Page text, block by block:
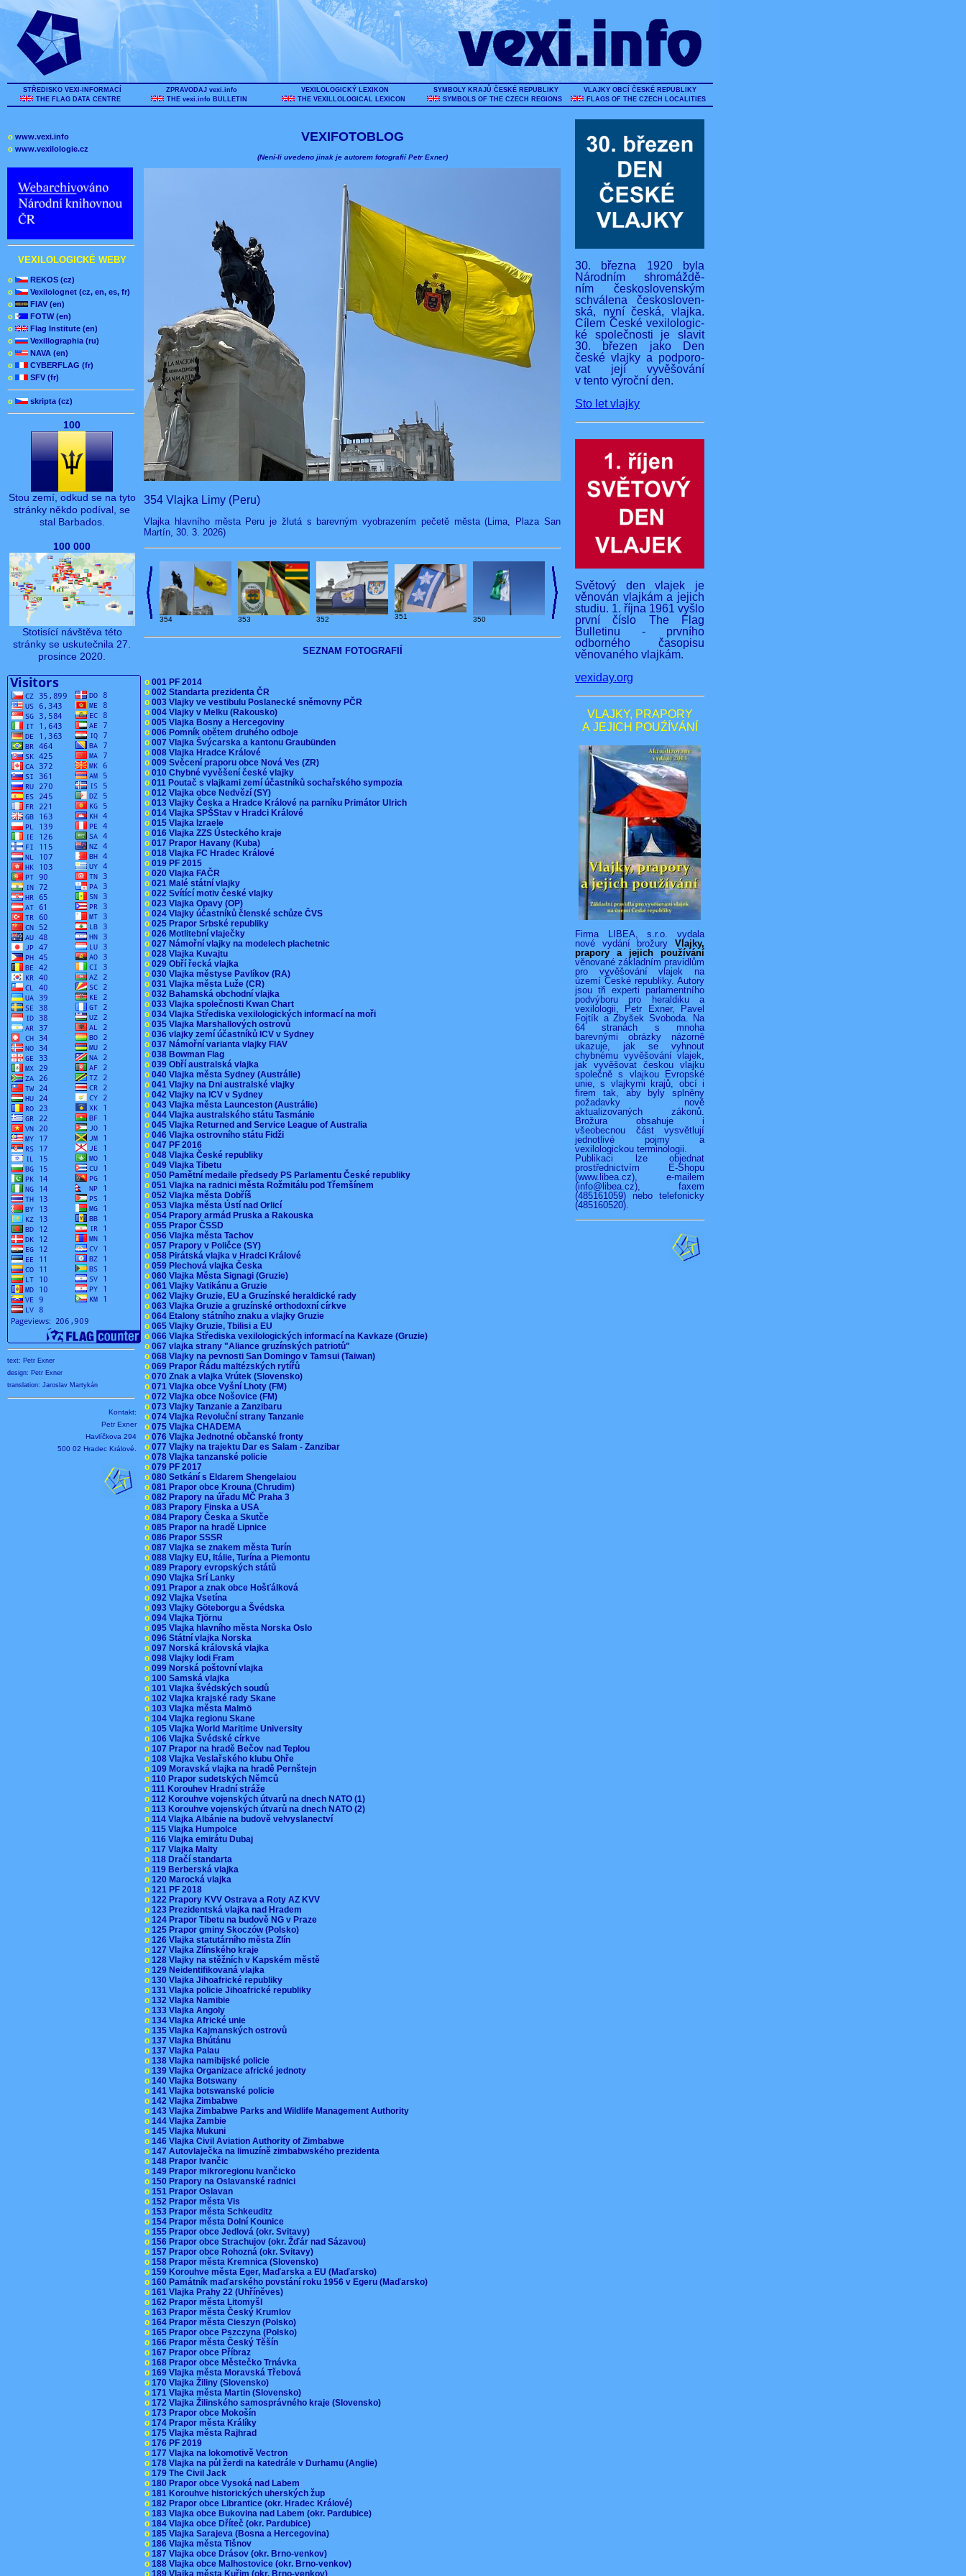
STŘEDISKO VEXI-INFORMACÍ
THE FLAG DATA CENTRE
ZPRAVODAJ vexi.info
THE vexi.info BULLETIN
VEXILOLOGICKÝ LEXIKON
THE VEXILLOLOGICAL LEXICON
SYMBOLY KRAJŮ ČESKÉ REPUBLIKY
SYMBOLS OF THE CZECH REGIONS
VLAJKY OBCÍ ČESKÉ REPUBLIKY
FLAGS OF THE CZECH LOCALITIES
o www.vexi.info
o www.vexilologie.cz
VEXILOLOGICKÉ WEBY
o
REKOS (cz)
o
Vexilolognet (cz, en, es, fr)
o
FIAV (en)
o
FOTW (en)
o
Flag Institute (en)
o
Vexillographia (ru)
o
NAVA (en)
o
CYBERFLAG (fr)
o
SFV (fr)
o skripta (cz)
100
Stou zemí, odkud se na tyto
stránky někdo podíval, se
stal Barbados.
100 000
Stotisící návštěva této
stránky se uskutečnila 27.
prosince 2020.
text: Petr Exner
design: Petr Exner
translation: Jaroslav Martykán
Kontakt:
Petr Exner
Havlíčkova 294
500 02 Hradec Králové.
VEXIFOTOBLOG
(Není-li uvedeno jinak je autorem fotografií Petr Exner)
354 Vlajka Limy (Peru)
Vlajka hlavního města Peru je žlutá s barevným vyobrazením pečetě města (Lima, Plaza San
Martín, 30. 3. 2026)
354 353 352 351 350
SEZNAM FOTOGRAFIÍ
o 001 PF 2014
o 002 Standarta prezidenta ČR
o 003 Vlajky ve vestibulu Poslanecké sněmovny PČR
o 004 Vlajky v Melku (Rakousko)
o 005 Vlajka Bosny a Hercegoviny
o 006 Pomník obětem druhého odboje
o 007 Vlajka Švýcarska a kantonu Graubünden
o 008 Vlajka Hradce Králové
o 009 Svěcení praporu obce Nová Ves (ZR)
o 010 Chybné vyvěšení české vlajky
o 011 Poutač s vlajkami zemí účastníků sochařského sympozia
o 012 Vlajka obce Nedvězí (SY)
o 013 Vlajky Česka a Hradce Králové na parníku Primátor Ulrich
o 014 Vlajka SPŠStav v Hradci Králové
o 015 Vlajka Izraele
o 016 Vlajka ZZS Ústeckého kraje
o 017 Prapor Havany (Kuba)
o 018 Vlajka FC Hradec Králové
o 019 PF 2015
o 020 Vlajka FAČR
o 021 Malé státní vlajky
o 022 Svítící motiv české vlajky
o 023 Vlajka Opavy (OP)
o 024 Vlajky účastníků členské schůze ČVS
o 025 Prapor Srbské republiky
o 026 Motlitební vlaječky
o 027 Námořní vlajky na modelech plachetnic
o 028 Vlajka Kuvajtu
o 029 Obří řecká vlajka
o 030 Vlajka městyse Pavlíkov (RA)
o 031 Vlajka města Luže (CR)
o 032 Bahamská obchodní vlajka
o 033 Vlajka společnosti Kwan Chart
o 034 Vlajka Střediska vexilologických informací na moři
o 035 Vlajka Marshallových ostrovů
o 036 vlajky zemí účastníků ICV v Sydney
o 037 Námořní varianta vlajky FIAV
o 038 Bowman Flag
o 039 Obří australská vlajka
o 040 Vlajka města Sydney (Austrálie)
o 041 Vlajky na Dni australské vlajky
o 042 Vlajky na ICV v Sydney
o 043 Vlajka města Launceston (Austrálie)
o 044 Vlajka australského státu Tasmánie
o 045 Vlajka Returned and Service League of Australia
o 046 Vlajka ostrovního státu Fidži
o 047 PF 2016
o 048 Vlajka České republiky
o 049 Vlajka Tibetu
o 050 Pamětní medaile předsedy PS Parlamentu České republiky
o 051 Vlajka na radnici města Rožmitálu pod Třemšínem
o 052 Vlajka města Dobříš
o 053 Vlajka města Ústí nad Orlicí
o 054 Prapory armád Pruska a Rakouska
o 055 Prapor ČSSD
o 056 Vlajka města Tachov
o 057 Prapory v Poličce (SY)
o 058 Pirátská vlajka v Hradci Králové
o 059 Plechová vlajka Česka
o 060 Vlajka Města Signagi (Gruzie)
o 061 Vlajky Vatikánu a Gruzie
o 062 Vlajky Gruzie, EU a Gruzínské heraldické rady
o 063 Vlajka Gruzie a gruzínské orthodoxní církve
o 064 Etalony státního znaku a vlajky Gruzie
o 065 Vlajky Gruzie, Tbilisi a EU
o 066 Vlajka Střediska vexilologických informací na Kavkaze (Gruzie)
o 067 vlajka strany "Aliance gruzínských patriotů"
o 068 Vlajky na pevnosti San Domingo v Tamsui (Taiwan)
o 069 Prapor Řádu maltézských rytířů
o 070 Znak a vlajka Vrútek (Slovensko)
o 071 Vlajka obce Vyšní Lhoty (FM)
o 072 Vlajka obce Nošovice (FM)
o 073 Vlajky Tanzanie a Zanzibaru
o 074 Vlajka Revoluční strany Tanzanie
o 075 Vlajka CHADEMA
o 076 Vlajka Jednotné občanské fronty
o 077 Vlajky na trajektu Dar es Salam - Zanzibar
o 078 Vlajka tanzanské policie
o 079 PF 2017
o 080 Setkání s Eldarem Shengelaiou
o 081 Prapor obce Krouna (Chrudim)
o 082 Prapory na úřadu MČ Praha 3
o 083 Prapory Finska a USA
o 084 Prapory Česka a Skutče
o 085 Prapor na hradě Lipnice
o 086 Prapor SSSR
o 087 Vlajka se znakem města Turín
o 088 Vlajky EU, Itálie, Turína a Piemontu
o 089 Prapory evropských států
o 090 Vlajka Srí Lanky
o 091 Prapor a znak obce Hošťálková
o 092 Vlajka Vsetína
o 093 Vlajky Göteborgu a Švédska
o 094 Vlajka Tjörnu
o 095 Vlajka hlavního města Norska Oslo
o 096 Státní vlajka Norska
o 097 Norská královská vlajka
o 098 Vlajky lodi Fram
o 099 Norská poštovní vlajka
o 100 Samská vlajka
o 101 Vlajka švédských soudů
o 102 Vlajka krajské rady Skane
o 103 Vlajka města Malmö
o 104 Vlajka regionu Skane
o 105 Vlajka World Maritime University
o 106 Vlajka Švédské církve
o 107 Prapor na hradě Bečov nad Teplou
o 108 Vlajka Veslařského klubu Ohře
o 109 Moravská vlajka na hradě Pernštejn
o 110 Prapor sudetských Němců
o 111 Korouhev Hradní stráže
o 112 Korouhve vojenských útvarů na dnech NATO (1)
o 113 Korouhve vojenských útvarů na dnech NATO (2)
o 114 Vlajka Albánie na budově velvyslanectví
o 115 Vlajka Humpolce
o 116 Vlajka emirátu Dubaj
o 117 Vlajka Malty
o 118 Dračí standarta
o 119 Berberská vlajka
o 120 Marocká vlajka
o 121 PF 2018
o 122 Prapory KVV Ostrava a Roty AZ KVV
o 123 Prezidentská vlajka nad Hradem
o 124 Prapor Tibetu na budově NG v Praze
o 125 Prapor gminy Skoczów (Polsko)
o 126 Vlajka statutárního města Zlín
o 127 Vlajka Zlínského kraje
o 128 Vlajky na stěžních v Kapském městě
o 129 Neidentifikovaná vlajka
o 130 Vlajka Jihoafrické republiky
o 131 Vlajka policie Jihoafrické republiky
o 132 Vlajka Namibie
o 133 Vlajka Angoly
o 134 Vlajka Africké unie
o 135 Vlajka Kajmanských ostrovů
o 137 Vlajka Bhútánu
o 137 Vlajka Palau
o 138 Vlajka namibijské policie
o 139 Vlajka Organizace africké jednoty
o 140 Vlajka Botswany
o 141 Vlajka botswanské policie
o 142 Vlajka Zimbabwe
o 143 Vlajka Zimbabwe Parks and Wildlife Management Authority
o 144 Vlajka Zambie
o 145 Vlajka Mukuni
o 146 Vlajka Civil Aviation Authority of Zimbabwe
o 147 Autovlaječka na limuzíně zimbabwského prezidenta
o 148 Prapor Ivančic
o 149 Prapor mikroregionu Ivančicko
o 150 Prapory na Oslavanské radnici
o 151 Prapor Oslavan
o 152 Prapor města Vis
o 153 Prapor města Schkeuditz
o 154 Prapor města Dolní Kounice
o 155 Prapor obce Jedlová (okr. Svitavy)
o 156 Prapor obce Strachujov (okr. Žďár nad Sázavou)
o 157 Prapor obce Rohozná (okr. Svitavy)
o 158 Prapor města Kremnica (Slovensko)
o 159 Korouhve města Eger, Maďarska a EU (Maďarsko)
o 160 Památník maďarského povstání roku 1956 v Egeru (Maďarsko)
o 161 Vlajka Prahy 22 (Uhříněves)
o 162 Prapor města Litomyšl
o 163 Prapor města Český Krumlov
o 164 Prapor města Cieszyn (Polsko)
o 165 Prapor obce Pszczyna (Polsko)
o 166 Prapor města Český Těšín
o 167 Prapor obce Příbraz
o 168 Prapor obce Městečko Trnávka
o 169 Vlajka města Moravská Třebová
o 170 Vlajka Žiliny (Slovensko)
o 171 Vlajka města Martin (Slovensko)
o 172 Vlajka Žilinského samosprávného kraje (Slovensko)
o 173 Prapor obce Mokošín
o 174 Prapor města Králíky
o 175 Vlajka města Rajhrad
o 176 PF 2019
o 177 Vlajka na lokomotivě Vectron
o 178 Vlajka na půl žerdi na katedrále v Durhamu (Anglie)
o 179 The Civil Jack
o 180 Prapor obce Vysoká nad Labem
o 181 Korouhve historických uherských žup
o 182 Prapor obce Librantice (okr. Hradec Králové)
o 183 Vlajka obce Bukovina nad Labem (okr. Pardubice)
o 184 Vlajka obce Dříteč (okr. Pardubice)
o 185 Vlajka Sarajeva (Bosna a Hercegovina)
o 186 Vlajka města Tišnov
o 187 Vlajka obce Drásov (okr. Brno-venkov)
o 188 Vlajka obce Malhostovice (okr. Brno-venkov)
o 189 Vlajka města Kuřim (okr. Brno-venkov)
30. března 1920 byla
Národním shromáždě-
ním československým
schválena českosloven-
ská, nyní česká, vlajka.
Cílem České vexilologic-
ké společnosti je slavit
30. březen jako Den
české vlajky a podporo-
vat její vyvěšování
v tento výroční den.
Sto let vlajky
Světový den vlajek je
věnován vlajkám a jejich
studiu. 1. října 1961 vyšlo
první číslo The Flag
Bulletinu - prvního
odborného časopisu
věnovaného vlajkám.
vexiday.org
VLAJKY, PRAPORY
A JEJICH POUŹÍVÁNÍ
Firma LIBEA, s.r.o. vydala
nové vydání brožury Vlajky,
prapory a jejich používání
věnované základním pravidlům
pro vyvěšování vlajek na
území České republiky. Autory
jsou tři experti parlamentního
podvýboru pro heraldiku a
vexilologii, Petr Exner, Pavel
Fojtík a Zbyšek Svoboda. Na
64 stranách s mnoha
barevnými obrázky názorně
ukazuje, jak se vyhnout
chybnému vyvěšování vlajek,
jak vyvěšovat českou vlajku
společně s vlajkou Evropské
unie, s vlajkymi krajů, obcí i
firem tak, aby byly splněny
požadavky nově
aktualizovaných zákonů.
Brožura obsahuje i
všeobecnou část vysvětlují
jednotlivé pojmy a
vexilologickou terminologii.
Publikaci lze objednat
prostřednictvím E-Shopu
(www.libea.cz), e-mailem
(info@libea.cz), faxem
(485161059) nebo telefonicky
(485160520).